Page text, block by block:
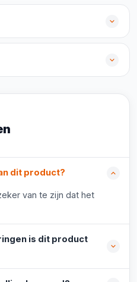
dit product?
van te zijn dat het
is dit product